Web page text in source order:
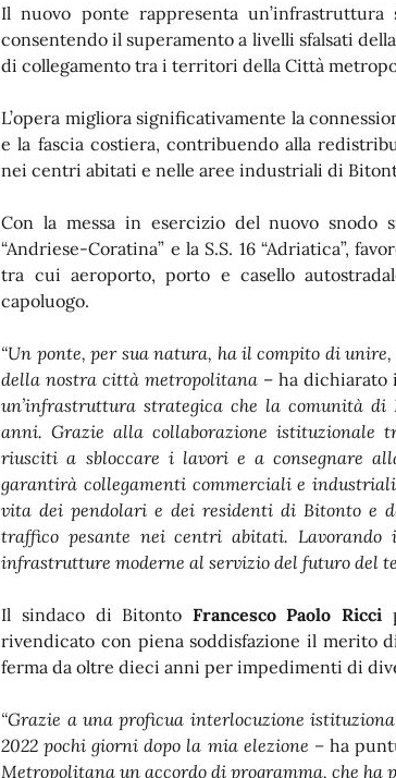
Il nuovo ponte rappresenta un’infrastruttura
consentendo il superamento a livelli sfalsati
di collegamento tra i territori della Città
L’opera migliora significativamente la
e la fascia costiera, contribuendo alla
nei centri abitati e nelle aree industriali di
Con la messa in esercizio del nuovo snodo
“Andriese-Coratina” e la S.S. 16 “Adriatica”,
tra cui aeroporto, porto e casello
capoluogo.
“Un ponte, per sua natura, ha il compito di
della nostra città metropolitana – ha
un’infrastruttura strategica che la comunità
anni. Grazie alla collaborazione istituzionale
riusciti a sbloccare i lavori e a consegnare
garantirà collegamenti commerciali e
vita dei pendolari e dei residenti di Bitonto e
traffico pesante nei centri abitati. Lavorando
infrastrutture moderne al servizio del futuro del
Il sindaco di Bitonto Francesco Paolo Ricci
rivendicato con piena soddisfazione il merito
ferma da oltre dieci anni per impedimenti di
“Grazie a una proficua interlocuzione
2022 pochi giorni dopo la mia elezione – ha
Metropolitana un accordo di programma, che